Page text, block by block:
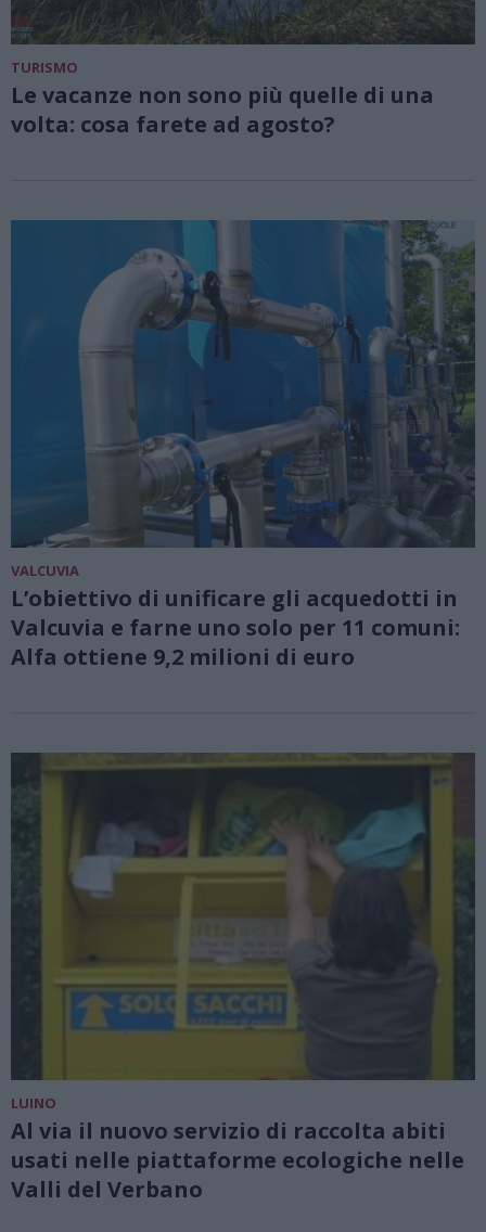
TURISMO
Le vacanze non sono più quelle di una
volta: cosa farete ad agosto?
VALCUVIA
L’obiettivo di unificare gli acquedotti in
Valcuvia e farne uno solo per 11 comuni:
Alfa ottiene 9,2 milioni di euro
LUINO
Al via il nuovo servizio di raccolta abiti
usati nelle piattaforme ecologiche nelle
Valli del Verbano